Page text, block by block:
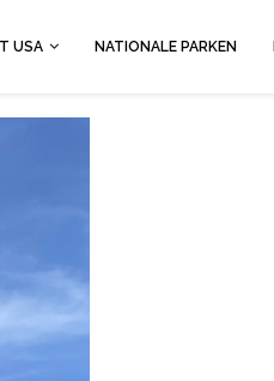
USA NATIONALE PARKEN